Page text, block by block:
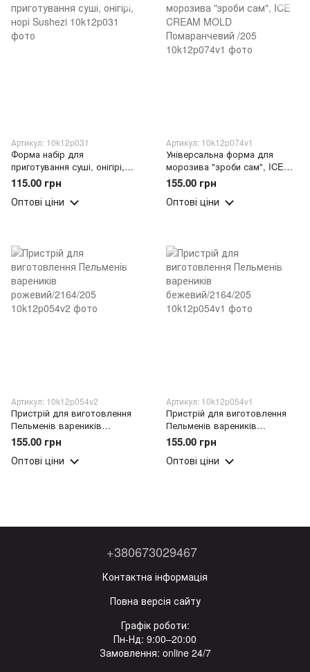
Артикул: 10k12p031
Форма набір для
приготування суші, онігірі,
норі Sushezi
115.00 грн
Оптові ціни
Артикул: 10k12p074v1
Універсальна форма для
морозива "зроби сам", ICE
CREAM MOLD Помаранчевий
/205
155.00 грн
Оптові ціни
Артикул: 10k12p054v2
Пристрій для виготовлення
Пельменів вареників
рожевий/2164/205
155.00 грн
Оптові ціни
Артикул: 10k12p054v1
Пристрій для виготовлення
Пельменів вареників
бежевий/2164/205
155.00 грн
Оптові ціни
+380673029467
Контактна інформація
Повна версія сайту
Графік роботи:
Пн-Нд: 9:00–20:00
Замовлення: online 24/7